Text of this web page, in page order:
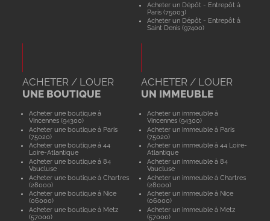
Acheter un Dépôt - Entrepôt à
Paris (75003)
Acheter un Dépôt - Entrepôt à
Saint Denis (97400)
ACHETER / LOUER
UNE BOUTIQUE
Acheter une boutique à
Vincennes (94300)
Acheter une boutique à Paris
(75020)
Acheter une boutique à 44
Loire-Atlantique
Acheter une boutique à 84
Vaucluse
Acheter une boutique à Chartres
(28000)
Acheter une boutique à Nice
(06000)
Acheter une boutique à Metz
(57000)
ACHETER / LOUER
UN IMMEUBLE
Acheter un immeuble à
Vincennes (94300)
Acheter un immeuble à Paris
(75020)
Acheter un immeuble à 44 Loire-
Atlantique
Acheter un immeuble à 84
Vaucluse
Acheter un immeuble à Chartres
(28000)
Acheter un immeuble à Nice
(06000)
Acheter un immeuble à Metz
(57000)